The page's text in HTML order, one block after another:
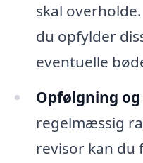
skal
du opfylder
eventuelle
Opfølgning
regelmæssig
revisor kan du